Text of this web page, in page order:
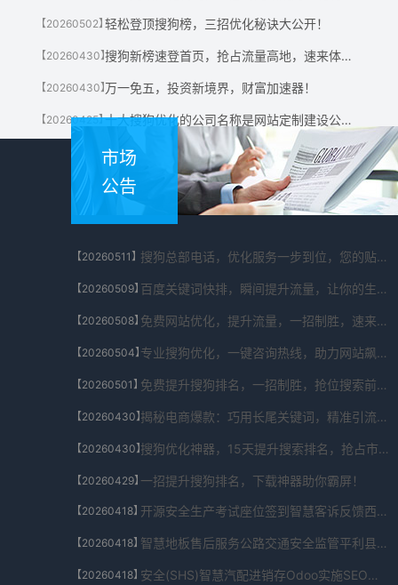
【20260502】轻松登顶搜狗榜，三招优化秘诀大公开！
【20260430】 搜狗新榜速登首页，抢占流量高地，速来体验！
【20260430】万一免五，投资新境界，财富加速器！
【20260425】 十大搜狗优化的公司名称是网站定制建设公司有哪些?
市场
公告
【20260511】 搜狗总部电话，优化服务一步到位，您的贴心助手！
【20260509】 百度关键词快排，瞬间提升流量，让你的生意翻倍！
【20260508】 免费网站优化，提升流量，一招制胜，速来体验！
【20260504】 专业搜狗优化，一键咨询热线，助力网站飙升！
【20260501】 免费提升搜狗排名，一招制胜，抢位搜索前列！
【20260430】 揭秘电商爆款：巧用长尾关键词，精准引流秘籍！
【20260430】 搜狗优化神器，15天提升搜索排名，抢占市场先机！
【20260429】一招提升搜狗排名，下载神器助你霸屏！
【20260418】 开源安全生产考试座位签到智慧客诉反馈西宁公司法务SEO优化系统自动更新包V9.026.621.810免费下载
【20260418】 智慧地板售后服务公路交通安全监管平利县法务公司SEO优化系统校园版V4.11.99.745免费下载
【20260418】 安全(SHS)智慧汽配进销存Odoo实施SEO优化系统官方版APP下载V6.602.13.16436免费下载